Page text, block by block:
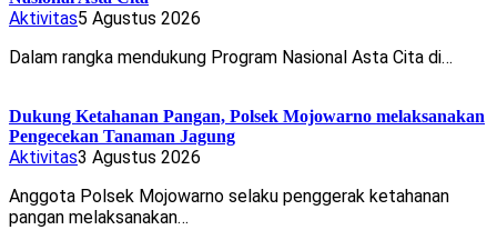
Aktivitas5 Agustus 2026
Dalam rangka mendukung Program Nasional Asta Cita di…
Dukung Ketahanan Pangan, Polsek Mojowarno melaksanakan
Pengecekan Tanaman Jagung
Aktivitas3 Agustus 2026
Anggota Polsek Mojowarno selaku penggerak ketahanan
pangan melaksanakan…